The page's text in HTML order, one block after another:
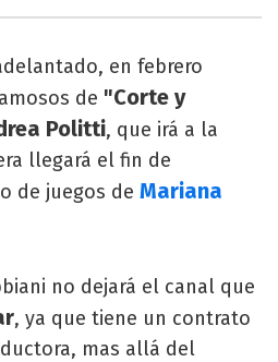
en febrero
de "Corte y
Politti, que irá a la
llegará el fin de
de juegos de Mariana
no dejará el canal que
, ya que tiene un contrato
mas allá del